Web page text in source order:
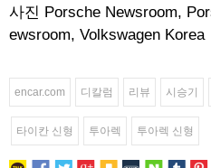
사진 Porsche Newsroom,
ewsroom, Volkswagen Korea
encar.com 디칼럼 리뷰 시승기
타이칸 신형 투아렉 투아렉 신형